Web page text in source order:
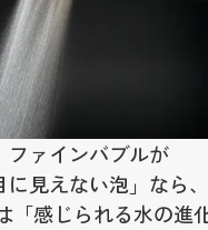
ファインバブルが
に見えない泡」なら、
「感じられる水の進化